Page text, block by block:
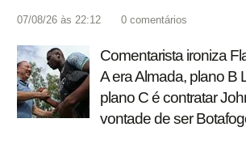
07/08/26 às 22:12 0 comentários
Comentarista ironiza
A era Almada, plano B
plano C é contratar
vontade de ser